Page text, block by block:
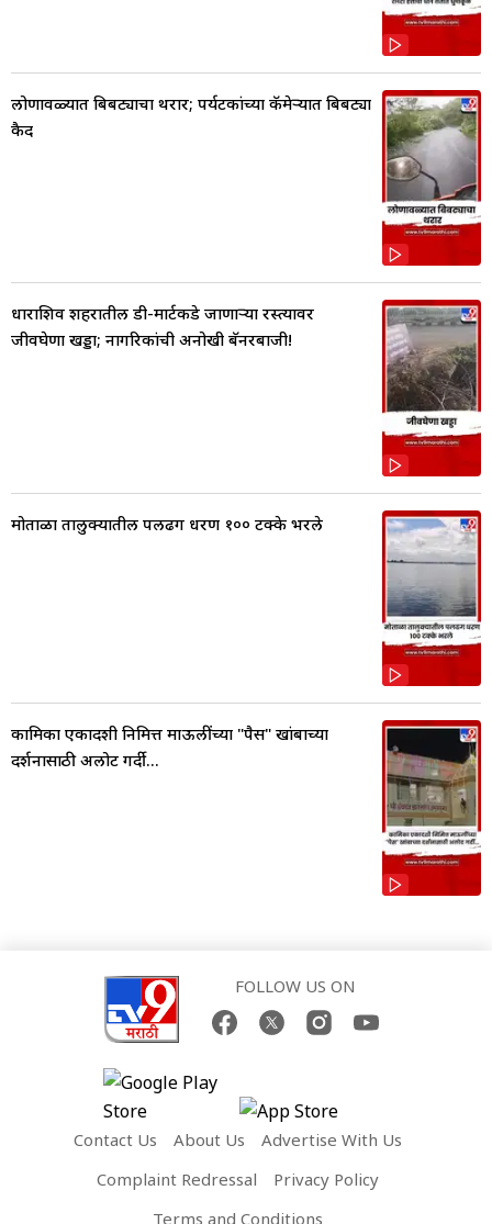
लोणावळ्यात बिबट्याचा थरार; पर्यटकांच्या कॅमेऱ्यात बिबट्या
कैद
धाराशिव शहरातील डी-मार्टकडे जाणाऱ्या रस्त्यावर
जीवघेणा खड्डा; नागरिकांची अनोखी बॅनरबाजी!
मोताळा तालुक्यातील पलढग धरण १०० टक्के भरले
कामिका एकादशी निमित्त माऊलींच्या "पैस" खांबाच्या
दर्शनासाठी अलोट गर्दी...
FOLLOW US ON
Contact Us About Us
Advertise With Us
Complaint Redressal
Privacy Policy
Terms and Conditions